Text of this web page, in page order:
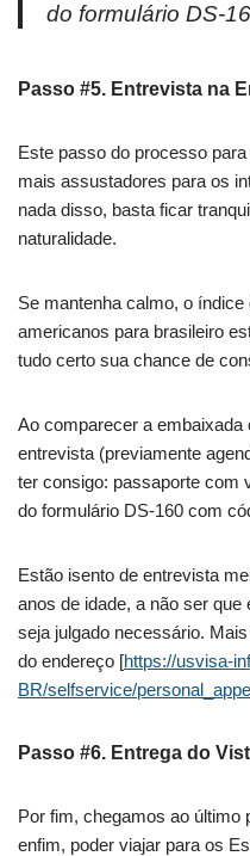
do formulário DS-
Passo #5. Entrevista na
Este passo do processo para
mais assustadores para os
nada disso, basta ficar
naturalidade.
Se mantenha calmo, o
americanos para brasileiro
tudo certo sua chance de
Ao comparecer a embaixada
entrevista (previamente
ter consigo: passaporte com
do formulário DS-160 com
Estão isento de entrevista
anos de idade, a não ser
seja julgado necessário.
do endereço [https://usvisa-
BR/selfservice/
Passo #6. Entrega do
Por fim, chegamos ao último
enfim, poder viajar para os